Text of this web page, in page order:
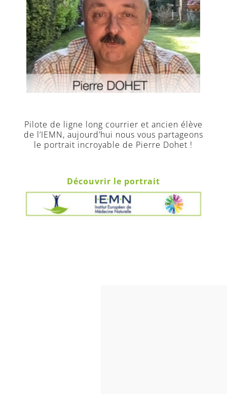
Pilote de ligne long courrier et ancien élève
de l’IEMN, aujourd’hui nous vous partageons
le portrait incroyable de Pierre Dohet !
Découvrir le portrait